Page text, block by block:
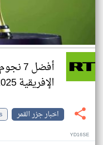
أفضل
الإفريقية 2025
اخبار جزر القمر
YD16SE